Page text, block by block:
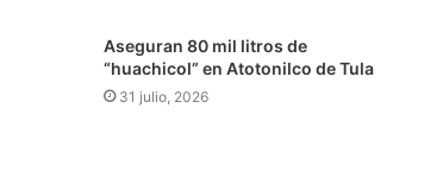
Aseguran 80 mil litros de
“huachicol” en Atotonilco de Tula
31 julio, 2026